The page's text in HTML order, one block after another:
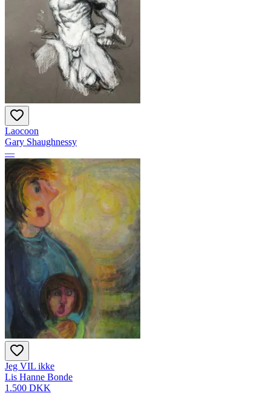
Laocoon
Gary Shaughnessy
—
Jeg VIL ikke
Lis Hanne Bonde
1.500 DKK